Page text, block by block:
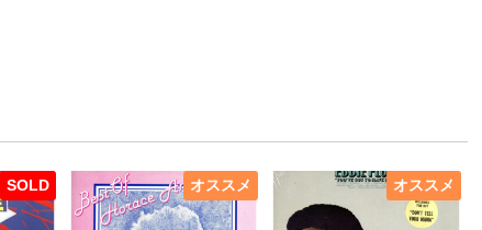
SOLD オススメ オススメ